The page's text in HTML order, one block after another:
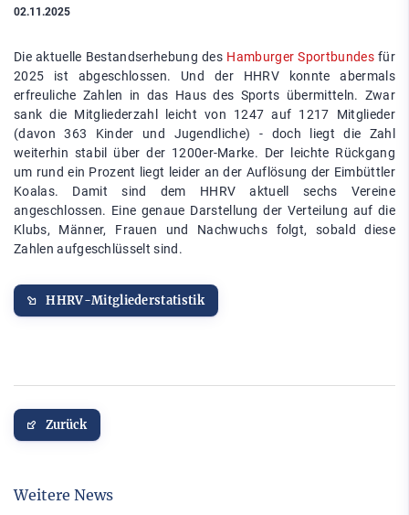
02.11.2025
Die aktuelle Bestandserhebung des Hamburger Sportbundesfür
2025 ist abgeschlossen. Und der HHRV konnte abermals
erfreuliche Zahlen in das Haus des Sports übermitteln. Zwar
sank die Mitgliederzahl leicht von 1247 auf 1217 Mitglieder
(davon 363 Kinder und Jugendliche) - doch liegt die Zahl
weiterhin stabil über der 1200er-Marke. Der leichte Rückgang
um rund ein Prozent liegt leider an der Auflösung der Eimbüttler
Koalas. Damit sind dem HHRV aktuell sechs Vereine
angeschlossen. Eine genaue Darstellung der Verteilung auf die
Klubs, Männer, Frauen und Nachwuchs folgt, sobald diese
Zahlen aufgeschlüsselt sind.
HHRV-Mitgliederstatistik
Zurück
Weitere News